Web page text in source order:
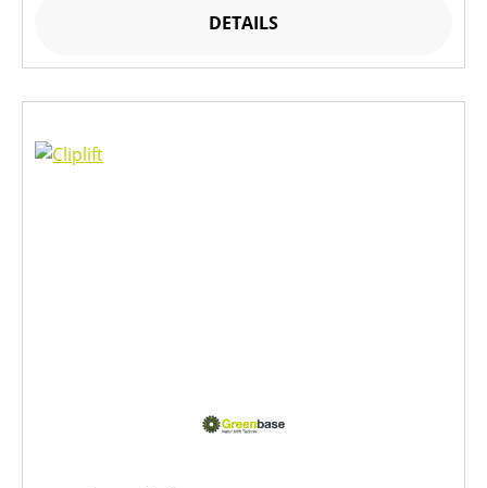
DETAILS